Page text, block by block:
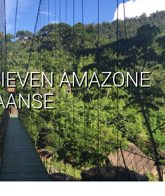
AMAZONE